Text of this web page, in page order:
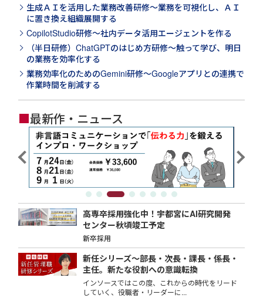
生成ＡＩを活用した業務改善研修～業務を可視化し、ＡＩ
に置き換え組織展開する
CopilotStudio研修～社内データ活用エージェントを作る
（半日研修）ChatGPTのはじめ方研修～触って学び、明日
の業務を効率化する
業務効率化のためのGemini研修～Googleアプリとの連携で
作業時間を削減する
■最新作・ニュース
高専卒採用強化中！宇都宮にAI研究開発
センター秋頃竣工予定
新卒採用
新任シリーズ～部長・次長・課長・係長・
主任。新たな役割への意識転換
インソースではこの度、これからの時代をリード
していく、役職者・リーダーに...